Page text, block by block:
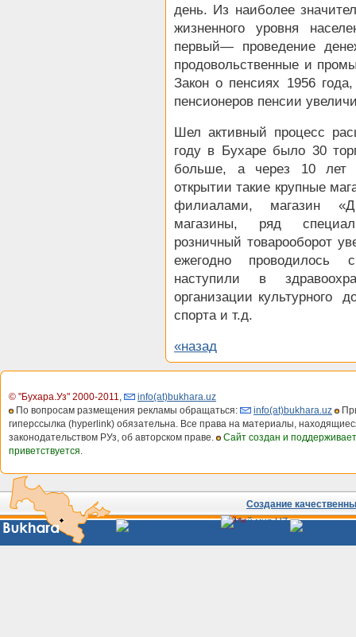
день. Из наиболее
жизненного уровня
первый— проведение
продовольственные и
Закон о пенсиях 1956
пенсионеров пенсии
Шел активный процесс
году в Бухаре было 30
больше, а через 10 лет
открытии такие крупные
филиалами, магазин
магазины, ряд
розничный товарооборот
ежегодно
наступили в
организации культурного
спорта и т.д.
«назад
© "Бухара.Уз" 2000-2011,
info(at)bukhara.uz
По вопросам размещения рекламы обращаться:
info(at)bukhara.uz
гиперссылка (hyperlink) обязательна. Все права на материалы,
законодательством РУз, об авторском праве.
Сайт создан и
приветствуется.
Создание
Сайты
Узбекистана